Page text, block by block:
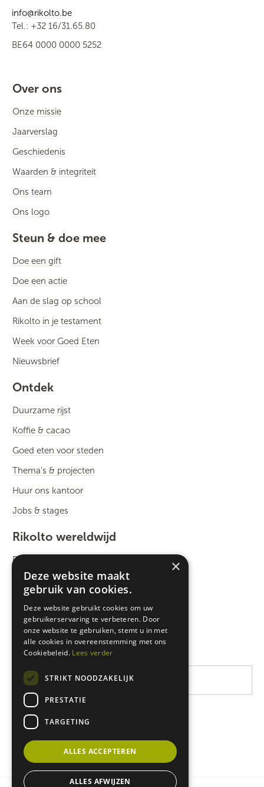
info@rikolto.be
Tel.: +32 16/31.65.80
BE64 0000 0000 5252
Over ons
Onze missie
Jaarverslag
Geschiedenis
Waarden & integriteit
Ons team
Ons logo
Steun & doe mee
Doe een gift
Doe een actie
Aan de slag op school
Rikolto in je testament
Week voor Goed Eten
Nieuwsbrief
Ontdek
Duurzame rijst
Koffie & cacao
Goed eten voor steden
Thema's & projecten
Huur ons kantoor
Jobs & stages
Rikolto wereldwijd
Rikolto International
Zuid-Oost Azië
West-Afrika
Latijns-Amerika
×
Deze website maakt
gebruik van cookies.
Deze website gebruikt cookies om uw
gebruikerservaring te verbeteren. Door
onze website te gebruiken, stemt u in met
alle cookies in overeenstemming met ons
Cookiebeleid. Lees verder
STRIKT NOODZAKELIJK
PRESTATIE
TARGETING
ALLES ACCEPTEREN
ALLES AFWIJZEN